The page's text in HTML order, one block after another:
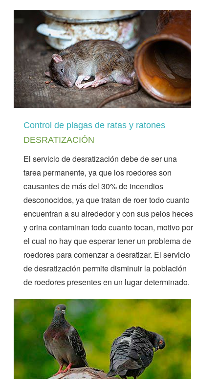
Control de plagas de ratas y ratones
DESRATIZACIÓN
El servicio de desratización debe de ser una
tarea permanente, ya que los roedores son
causantes de más del 30% de incendios
desconocidos, ya que tratan de roer todo cuanto
encuentran a su alrededor y con sus pelos heces
y orina contaminan todo cuanto tocan, motivo por
el cual no hay que esperar tener un problema de
roedores para comenzar a desratizar. El servicio
de desratización permite disminuir la población
de roedores presentes en un lugar determinado.